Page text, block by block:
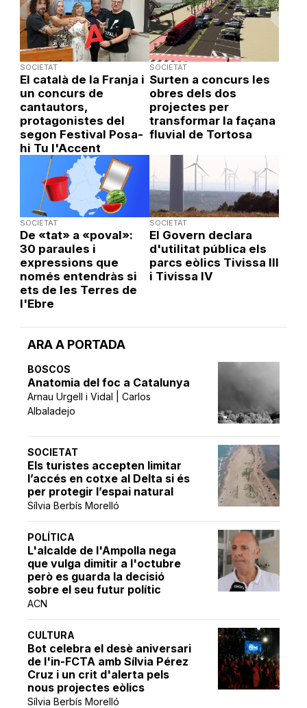
ARA A PORTADA
BOSCOS
Anatomia del foc a Catalunya
Arnau Urgell i Vidal | Carlos
Albaladejo
SOCIETAT
Els turistes accepten limitar
l’accés en cotxe al Delta si és
per protegir l’espai natural
Sílvia Berbís Morelló
POLÍTICA
L'alcalde de l'Ampolla nega
que vulga dimitir a l'octubre
però es guarda la decisió
sobre el seu futur polític
ACN
CULTURA
Bot celebra el desè aniversari
de l'in-FCTA amb Sílvia Pérez
Cruz i un crit d'alerta pels
nous projectes eòlics
Sílvia Berbís Morelló
SOCIETAT
El català de la Franja i
un concurs de
cantautors,
protagonistes del
segon Festival Posa-
hi Tu l'Accent
SOCIETAT
Surten a concurs les
obres dels dos
projectes per
transformar la façana
fluvial de Tortosa
SOCIETAT
De «tat» a «poval»:
30 paraules i
expressions que
només entendràs si
ets de les Terres de
l'Ebre
SOCIETAT
El Govern declara
d'utilitat pública els
parcs eòlics Tivissa III
i Tivissa IV